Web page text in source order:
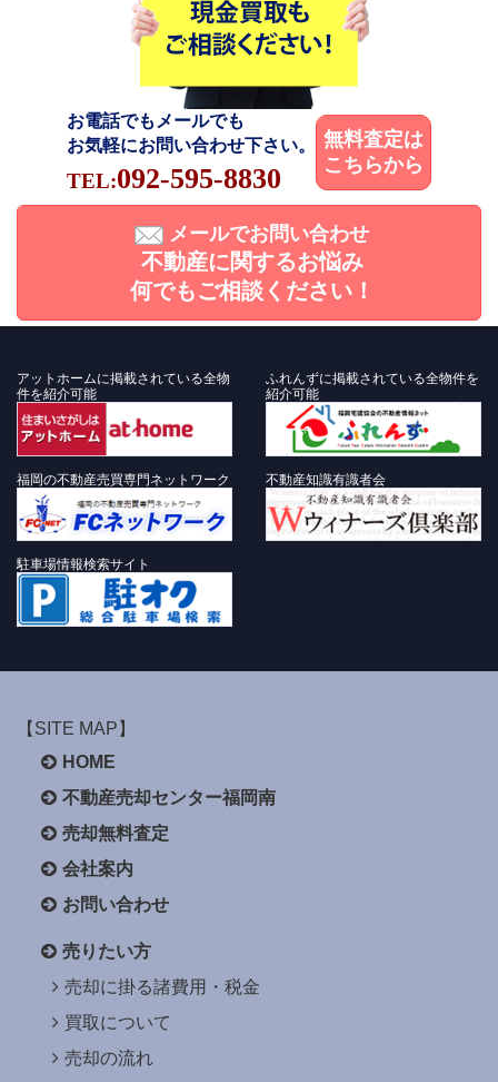
お電話でもメールでも
お気軽にお問い合わせ下さい。
TEL:092-595-8830
無料査定は
こちらから
メールでお問い合わせ
不動産に関するお悩み
何でもご相談ください！
アットホームに掲載されている全物
件を紹介可能
ふれんずに掲載されている全物件を
紹介可能
福岡の不動産売買専門ネットワーク 不動産知識有識者会
駐車場情報検索サイト
【SITE MAP】
HOME
不動産売却センター福岡南
売却無料査定
会社案内
お問い合わせ
売りたい方
売却に掛る諸費用・税金
買取について
売却の流れ